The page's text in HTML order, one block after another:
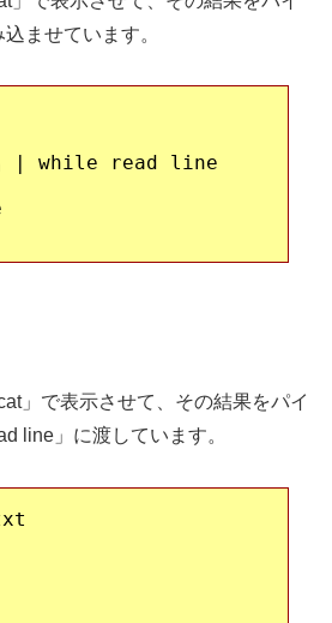
ませています。
| while read line
」で表示させて、その結果をパイ
line」に渡しています。